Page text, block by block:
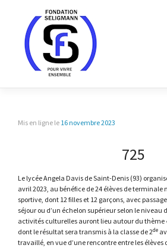
Mis en ligne le 16 novembre 2023
725
Le lycée Angela Davis de Saint-Denis (93)
avril 2023, au bénéfice de 24 élèves de terminale
sportive, dont 12 filles et 12 garçons, avec
séjour ou d’un échelon supérieur selon le niveau
activités culturelles auront lieu autour du thème
dont le résultat sera transmis à la classe de 2de
travaillé, en vue d’une rencontre entre les